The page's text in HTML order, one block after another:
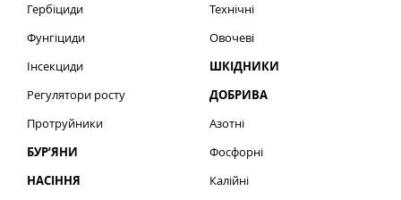
Гербіциди
Фунгіциди
Інсекциди
Регулятори росту
Протруйники
БУР’ЯНИ
НАСІННЯ
Технічні
Овочеві
ШКІДНИКИ
ДОБРИВА
Азотні
Фосфорні
Калійні